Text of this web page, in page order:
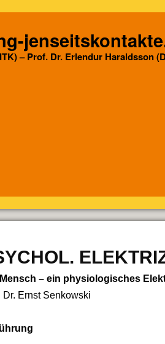
– Prof. Dr. Erlendur Haraldsson
– ein physiologisches
Dr. Ernst Senkowski